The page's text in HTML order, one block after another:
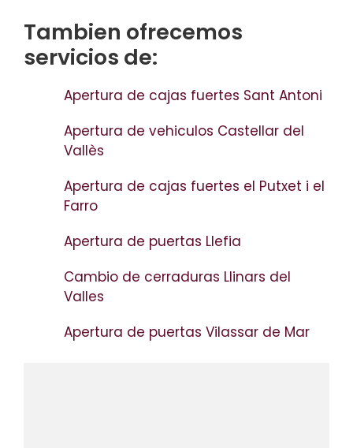
Tambien ofrecemos
servicios de:
Apertura de cajas fuertes Sant Antoni
Apertura de vehiculos Castellar del
Vallès
Apertura de cajas fuertes el Putxet i el
Farro
Apertura de puertas Llefia
Cambio de cerraduras Llinars del
Valles
Apertura de puertas Vilassar de Mar